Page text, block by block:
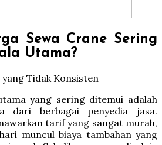
Sewa Crane Sering
Utama?
yang Tidak Konsisten
yang sering ditemui adalah
dari berbagai penyedia jasa.
tarif yang sangat murah,
muncul biaya tambahan yang